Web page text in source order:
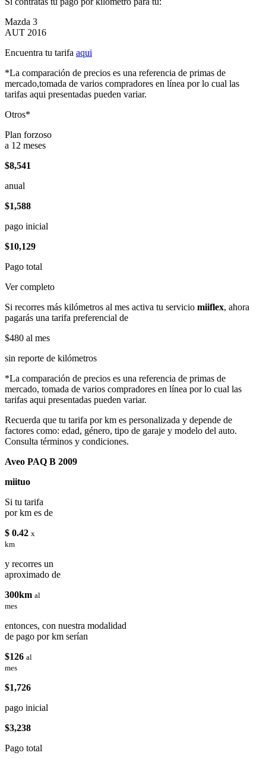
Mazda 3
AUT 2016
Encuentra tu tarifa aqui
*La comparación de precios es una referencia de primas de
mercado,tomada de varios compradores en línea por lo cual las
tarifas aqui presentadas pueden variar.
Otros*
Plan forzoso
a 12 meses
$8,541
anual
$1,588
pago inicial
$10,129
Pago total
Ver completo
Si recorres más kilómetros al mes activa tu servicio miiflex, ahora
pagarás una tarifa preferencial de
$480 al mes
sin reporte de kilómetros
*La comparación de precios es una referencia de primas de
mercado, tomada de varios compradores en línea por lo cual las
tarifas aqui presentadas pueden variar.
Recuerda que tu tarifa por km es personalizada y depende de
factores como: edad, género, tipo de garaje y modelo del auto.
Consulta términos y condiciones.
Aveo PAQ B 2009
miituo
Si tu tarifa
por km es de
$ 0.42 x
km
y recorres un
aproximado de
300km al
mes
entonces, con nuestra modalidad
de pago por km serían
$126 al
mes
$1,726
pago inicial
$3,238
Pago total